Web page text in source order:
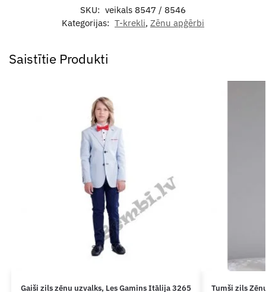
SKU: veikals 8547 / 8546
Kategorijas: T-krekli, Zēnu apģērbi
Saistītie Produkti
Gaiši zils zēnu uzvalks, Les Gamins Itālija 3265
Tumši zils